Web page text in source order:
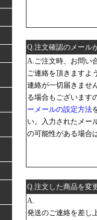
Q.注文確認のメール
A.ご注文時、お問い
ご連絡を頂きますよ
連絡が一切届きませ
る場合もございます
ーメールの設定方法
い。入力されたメー
の可能性がある場合
Q.注文した商品を変
A.
発送のご連絡を差し